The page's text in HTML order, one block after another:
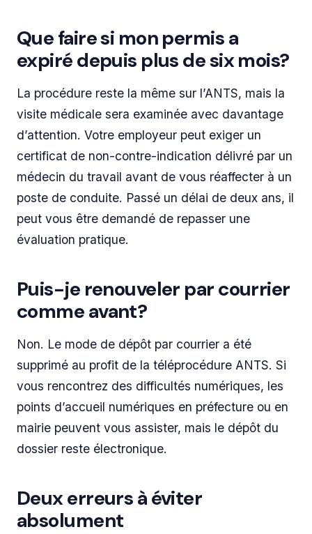
Que faire si mon permis a
expiré depuis plus de six mois?
La procédure reste la même sur l’ANTS, mais la
visite médicale sera examinée avec davantage
d’attention. Votre employeur peut exiger un
certificat de non-contre-indication délivré par un
médecin du travail avant de vous réaffecter à un
poste de conduite. Passé un délai de deux ans, il
peut vous être demandé de repasser une
évaluation pratique.
Puis-je renouveler par courrier
comme avant?
Non. Le mode de dépôt par courrier a été
supprimé au profit de la téléprocédure ANTS. Si
vous rencontrez des difficultés numériques, les
points d’accueil numériques en préfecture ou en
mairie peuvent vous assister, mais le dépôt du
dossier reste électronique.
Deux erreurs à éviter
absolument